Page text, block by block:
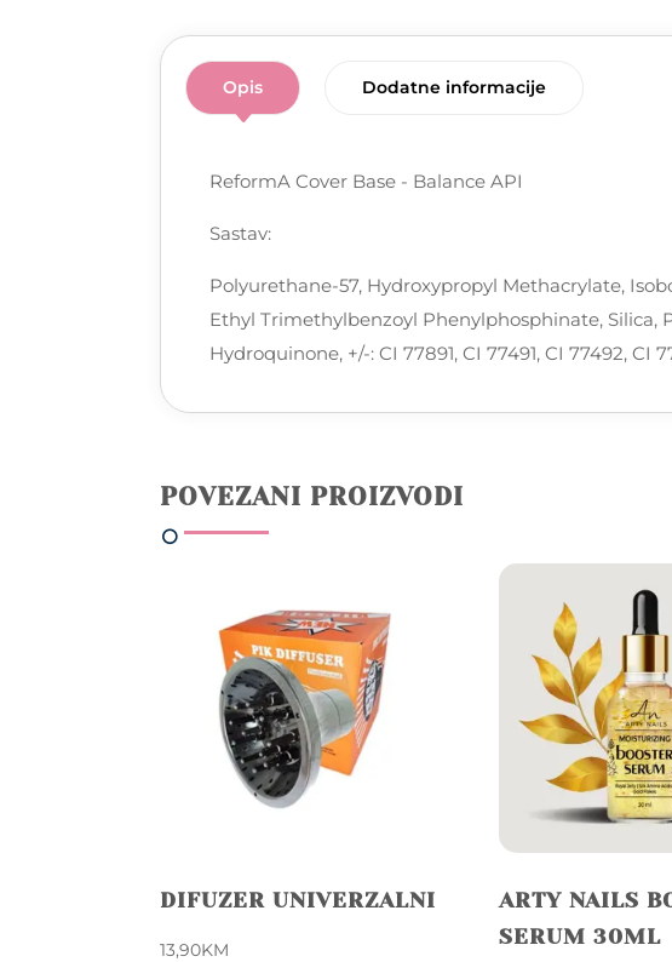
Opis Dodatne informacije
ReformA Cover Base - Balance API
Sastav:
Polyurethane-57, Hydroxypropyl Methacrylate,
Ethyl Trimethylbenzoyl Phenylphosphinate, Silica,
Hydroquinone, +/-: CI 77891, CI 77491, CI 77492, CI
POVEZANI PROIZVODI
DIFUZER UNIVERZALNI
13,90KM
ARTY NAILS
SERUM 30ML